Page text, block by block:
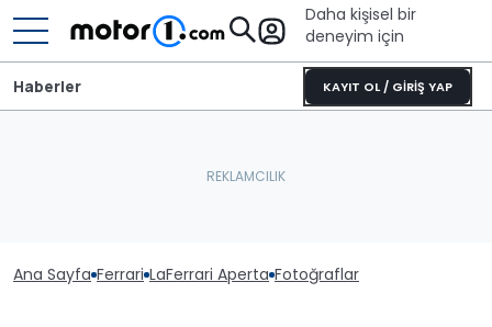
Daha kişisel bir
deneyim için
KAYIT OL / GİRİŞ YAP
Haberler
Ana Sayfa Ferrari LaFerrari Aperta Fotoğraflar